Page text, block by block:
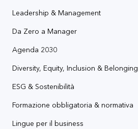
Leadership & Management
Da Zero a Manager
Agenda 2030
Diversity, Equity, Inclusion & Belonging
ESG & Sostenibilità
Formazione obbligatoria & normativa
Lingue per il business